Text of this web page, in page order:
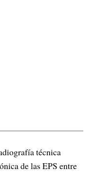
técnica
de las EPS entre